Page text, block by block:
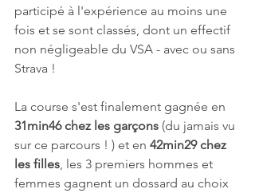
participé à l'expérience au moins une
fois et se sont classés, dont un effectif
non négligeable du VSA - avec ou sans
Strava !
La course s'est finalement gagnée en
31min46 chez les garçons (du jamais vu
sur ce parcours ! ) et en 42min29 chez
les filles , les 3 premiers hommes et
femmes gagnent un dossard au choix